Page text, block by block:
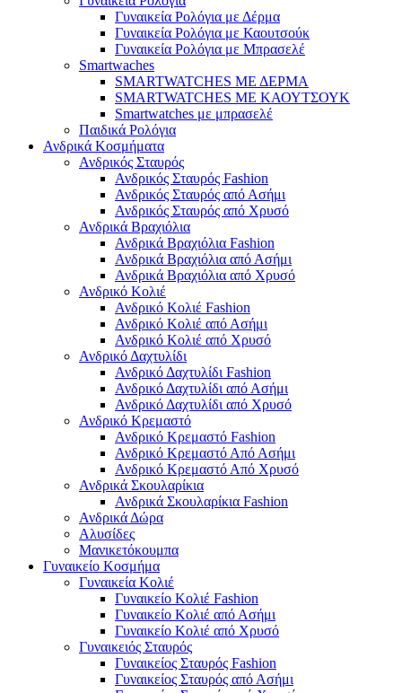
Γυναικεία Ρολόγια με Δέρμα
Γυναικεία Ρολόγια με Καουτσούκ
Γυναικεία Ρολόγια με Μπρασελέ
Smartwaches
SMARTWATCHES ΜΕ ΔΕΡΜΑ
SMARTWATCHES ΜΕ ΚΑΟΥΤΣΟΥΚ
Smartwatches με μπρασελέ
Παιδικά Ρολόγια
Ανδρικά Κοσμήματα
Ανδρικός Σταυρός
Ανδρικός Σταυρός Fashion
Ανδρικός Σταυρός από Ασήμι
Ανδρικός Σταυρός από Χρυσό
Ανδρικά Βραχιόλια
Ανδρικά Βραχιόλια Fashion
Ανδρικά Βραχιόλια από Ασήμι
Ανδρικά Βραχιόλια από Χρυσό
Ανδρικό Κολιέ
Ανδρικό Κολιέ Fashion
Ανδρικό Κολιέ από Ασήμι
Ανδρικό Κολιέ από Χρυσό
Ανδρικό Δαχτυλίδι
Ανδρικό Δαχτυλίδι Fashion
Ανδρικό Δαχτυλίδι από Ασήμι
Ανδρικό Δαχτυλίδι από Χρυσό
Ανδρικό Κρεμαστό
Ανδρικό Κρεμαστό Fashion
Ανδρικό Κρεμαστό Από Ασήμι
Ανδρικό Κρεμαστό Από Χρυσό
Ανδρικά Σκουλαρίκια
Ανδρικά Σκουλαρίκια Fashion
Ανδρικά Δώρα
Αλυσίδες
Μανικετόκουμπα
Γυναικείο Κοσμήμα
Γυναικεία Κολιέ
Γυναικείο Κολιέ Fashion
Γυναικείο Κολιέ από Ασήμι
Γυναικείο Κολιέ από Χρυσό
Γυναικειός Σταυρός
Γυναικείος Σταυρός Fashion
Γυναικείος Σταυρός από Ασήμι